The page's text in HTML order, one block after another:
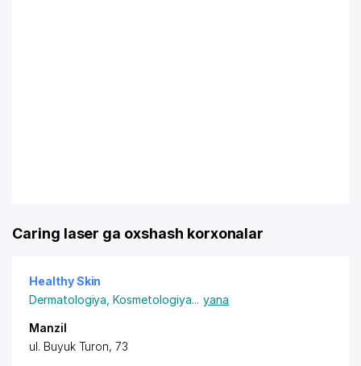
Caring laser ga oxshash korxonalar
Healthy Skin
Dermatologiya ,Kosmetologiya... yana
Manzil
ul. Buyuk Turon, 73